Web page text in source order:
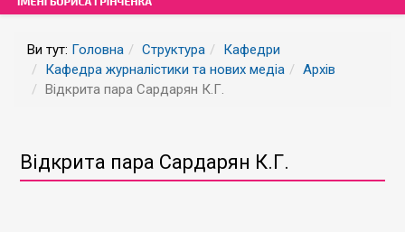
Ви тут: Головна Структура
Кафедри
Кафедра журналістики та нових медіа
Архів
Відкрита пара Сардарян К.Г.
Відкрита пара Сардарян К.Г.